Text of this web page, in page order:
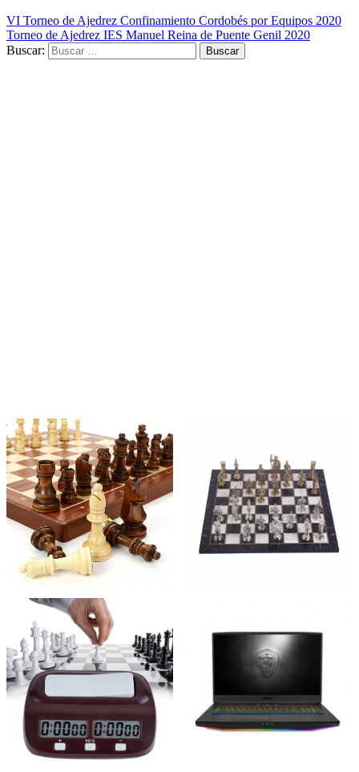
VI Torneo de Ajedrez Confinamiento Cordobés por Equipos 2020
Torneo de Ajedrez IES Manuel Reina de Puente Genil 2020
Buscar: